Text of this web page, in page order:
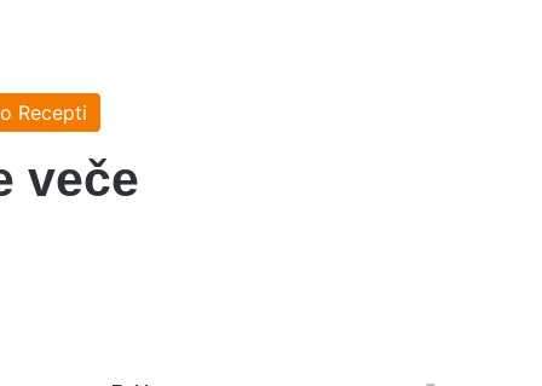
Recepti
veče